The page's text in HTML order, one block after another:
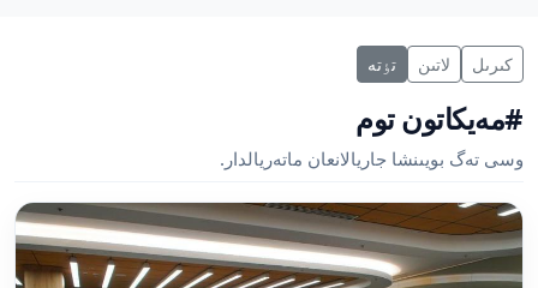
كىرىل لاتىن تٶتە
#مەيكاتون توم
وسى تەگ بويىنشا جاريالانعان ماتەريالدار.